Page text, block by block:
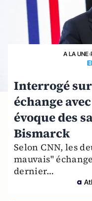
A LA UNE›
Interrogé
échange
évoque des
Bismarck
Selon CNN, les
mauvais"
dernier…